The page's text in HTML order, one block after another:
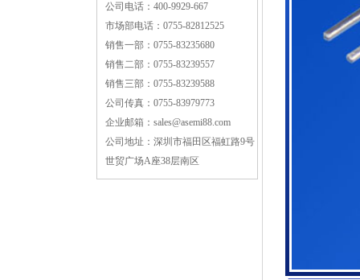
公司电话： 400-9929-667
市场部电话： 0755-82812525
销售一部： 0755-83235680
销售二部： 0755-83239557
销售三部： 0755-83239588
公司传真： 0755-83979773
企业邮箱： sales@asemi88.com
公司地址： 深圳市福田区福虹路9号
世贸广场A座38层南区